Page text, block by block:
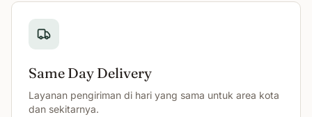
Same Day Delivery
Layanan pengiriman di hari yang sama untuk area kota
dan sekitarnya.